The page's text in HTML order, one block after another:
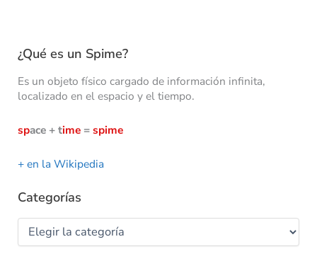
¿Qué es un Spime?
Es un objeto físico cargado de información infinita,
localizado en el espacio y el tiempo.
space + time =spime
+ en la Wikipedia
Categorías